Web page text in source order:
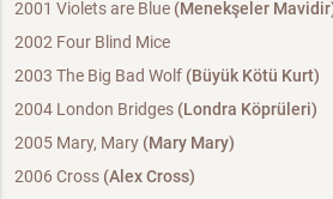
2001 Violets are Blue (Menekşeler
2002 Four Blind Mice
2003 The Big Bad Wolf (Büyük Kötü Kurt)
2004 London Bridges (Londra Köprüleri)
2005 Mary, Mary (Mary Mary)
2006 Cross(Alex Cross)